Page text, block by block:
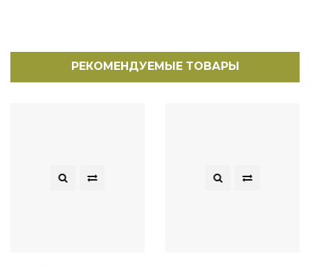
РЕКОМЕНДУЕМЫЕ ТОВАРЫ